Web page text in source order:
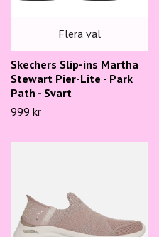
Flera val
Skechers Slip-ins Martha
Stewart Pier-Lite - Park
Path - Svart
999 kr